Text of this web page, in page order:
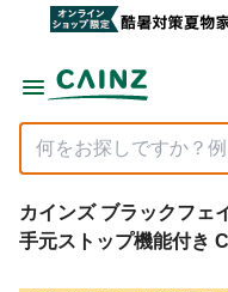
カインズ ブラックフェ
手元ストップ機能付き